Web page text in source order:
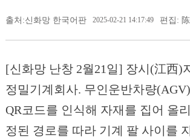
출처:신화망 한국어판 2025-02-21 14:17:49 편집:
[신화망 난창 2월21일] 장시(江西)
정밀기계회사. 무인운반차량
QR코드를 인식해 자재를 집어 올
정된 경로를 따라 기계 팔 사이를